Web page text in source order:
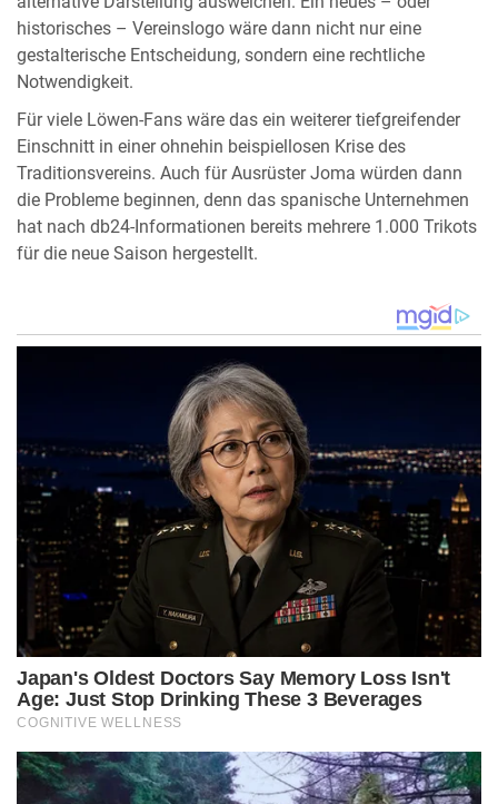
historisches – Vereinslogo wäre dann nicht nur eine
gestalterische Entscheidung, sondern eine rechtliche
Notwendigkeit.
Für viele Löwen-Fans wäre das ein weiterer tiefgreifender
Einschnitt in einer ohnehin beispiellosen Krise des
Traditionsvereins. Auch für Ausrüster Joma würden dann
die Probleme beginnen, denn das spanische Unternehmen
hat nach db24-Informationen bereits mehrere 1.000 Trikots
für die neue Saison hergestellt.